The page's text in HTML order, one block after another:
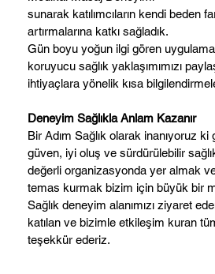
sunarak katılımcıların kendi beden
artırmalarına katkı sağladık.
Gün boyu yoğun ilgi gören
koruyucu sağlık yaklaşımımızı
ihtiyaçlara yönelik kısa
Deneyim Sağlıkla Anlam Kazanır
Bir Adım Sağlık olarak inanıyoruz
güven, iyi oluş ve sürdürülebilir
değerli organizasyonda yer almak ve
temas kurmak bizim için büyük bir
Sağlık deneyim alanımızı ziyaret
katılan ve bizimle etkileşim kuran
teşekkür ederiz.